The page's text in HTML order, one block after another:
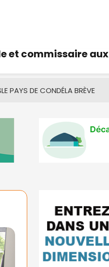
et commissaire aux
LE PAYS DE CONDÉLA BRÈVE